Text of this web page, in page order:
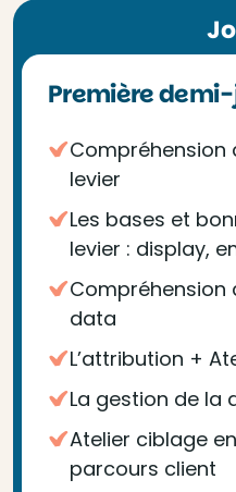
Première
Compréhension
levier
Les bases et
levier : display,
Compréhension
data
L’attribution +
La gestion de la
Atelier ciblage
parcours client